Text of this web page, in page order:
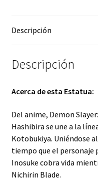
Inosuke
Statue
Descripción
Descripción
Acerca de esta Estatua:
Del anime, Demon
Hashibira se une a la
Kotobukiya. Uniéndose
tiempo que el personaje
Inosuke cobra vida
Nichirin Blade.